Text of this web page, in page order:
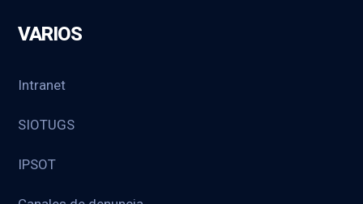
VARIOS
Intranet
SIOTUGS
IPSOT